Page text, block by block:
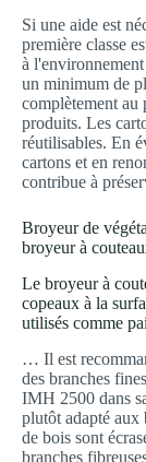
Si une aide est
première classe
à
un minimum de
complètement au
produits. Les
réutilisables. En
cartons et en
contribue à
Broyeur de
broyeur à
Le broyeur à
copeaux à la
utilisés comme
… Il est
des branches
IMH 2500 dans
plutôt adapté aux
de bois sont
branches